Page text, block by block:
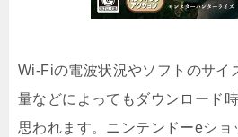
Wi-Fiの電波状況やソフトのサイ
量などによってもダウンロード
思われます。ニンテンドーeショ